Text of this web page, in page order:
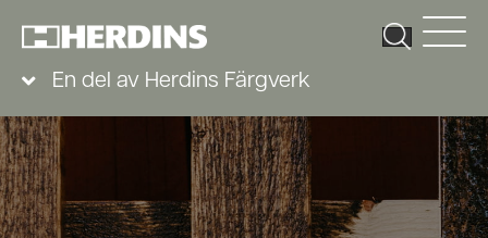
En del av Herdins Färgverk